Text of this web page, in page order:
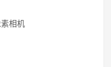
相机